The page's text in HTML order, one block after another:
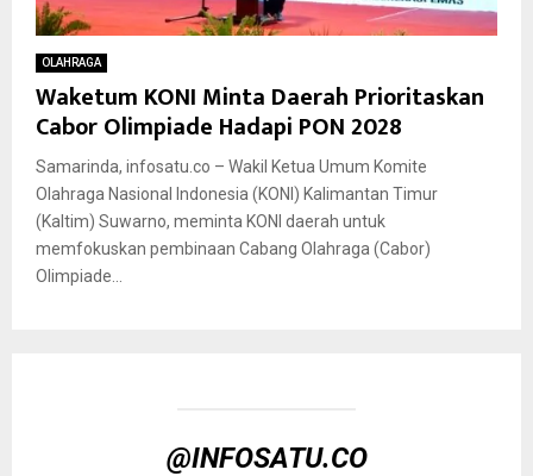
OLAHRAGA
Waketum KONI Minta Daerah Prioritaskan
Cabor Olimpiade Hadapi PON 2028
Samarinda, infosatu.co – Wakil Ketua Umum Komite
Olahraga Nasional Indonesia (KONI) Kalimantan Timur
(Kaltim) Suwarno, meminta KONI daerah untuk
memfokuskan pembinaan Cabang Olahraga (Cabor)
Olimpiade...
@INFOSATU.CO